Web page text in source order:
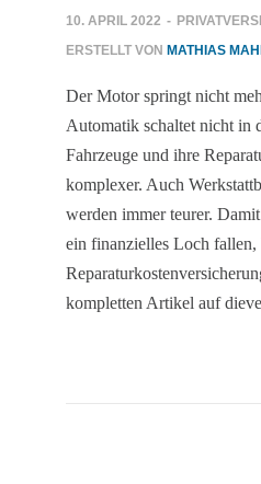
10. APRIL 2022 -
ERSTELLT VON MATHIAS
Der Motor springt nicht
Automatik schaltet nicht in
Fahrzeuge und ihre
komplexer. Auch
werden immer teurer.
ein finanzielles Loch fallen,
kompletten Artikel auf